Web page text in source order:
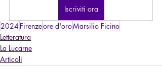
Iscriviti ora
2024 Firenzeore d'oroMarsilio Ficino
Letteratura
La Lucarne
Articoli